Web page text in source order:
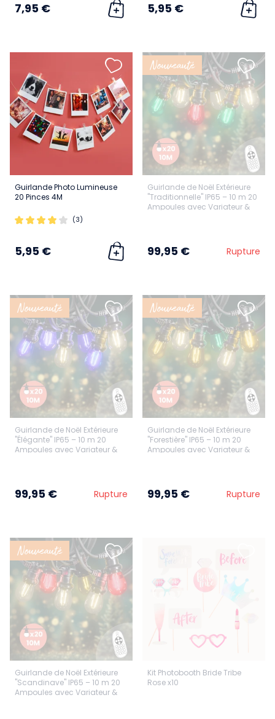
7,95 € 5,95 €
Guirlande Photo Lumineuse
20 Pinces 4M
(3)
5,95 €
Guirlande de Noël Extérieure
"Traditionnelle" IP65 – 10 m 20
Ampoules avec Variateur &
99,95 € Rupture
Nouveauté
Guirlande de Noël Extérieure
"Élégante" IP65 – 10 m 20
Ampoules avec Variateur &
99,95 € Rupture
Nouveauté
Guirlande de Noël Extérieure
"Forestière" IP65 – 10 m 20
Ampoules avec Variateur &
99,95 € Rupture
Nouveauté
Guirlande de Noël Extérieure
"Scandinave" IP65 – 10 m 20
Ampoules avec Variateur &
Nouveauté
Kit Photobooth Bride Tribe
Rose x10